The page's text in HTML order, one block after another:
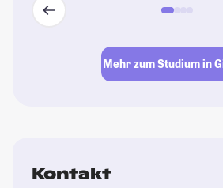
Mehr zum Studium in
Kontakt